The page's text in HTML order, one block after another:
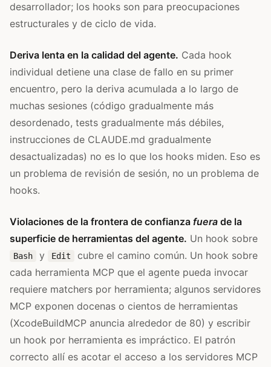
desarrollador; los hooks son para preocupaciones
estructurales y de ciclo de vida.
Deriva lenta en la calidad del agente. Cada hook
individual detiene una clase de fallo en su primer
encuentro, pero la deriva acumulada a lo largo de
muchas sesiones (código gradualmente más
desordenado, tests gradualmente más débiles,
instrucciones de CLAUDE.md gradualmente
desactualizadas) no es lo que los hooks miden. Eso es
un problema de revisión de sesión, no un problema de
hooks.
Violaciones de la frontera de confianza fuera de la
superficie de herramientas del agente. Un hook sobre
Bash y Edit
cubre el camino común. Un hook sobre
cada herramienta MCP que el agente pueda invocar
requiere matchers por herramienta; algunos servidores
MCP exponen docenas o cientos de herramientas
(XcodeBuildMCP anuncia alrededor de 80) y escribir
un hook por herramienta es impráctico. El patrón
correcto allí es acotar el acceso a los servidores MCP